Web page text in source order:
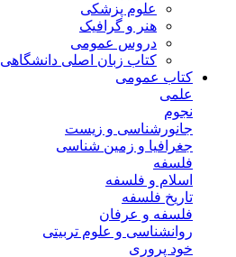
علوم پزشکی
هنر و گرافیک
دروس عمومی
کتاب زبان اصلی دانشگاهی
کتاب عمومی
علمی
نجوم
جانورشناسی و زیست
جغرافیا و زمین شناسی
فلسفه
اسلام و فلسفه
تاریخ فلسفه
فلسفه و عرفان
روانشناسی و علوم تربیتی
خود پروری